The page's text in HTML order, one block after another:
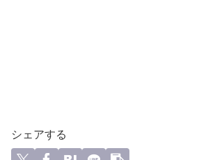
シェアする